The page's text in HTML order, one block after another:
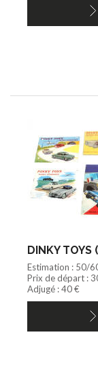
1/18ème
DINKY TOYS
Estimation : 50/
Prix de départ :
Adjugé : 40 €